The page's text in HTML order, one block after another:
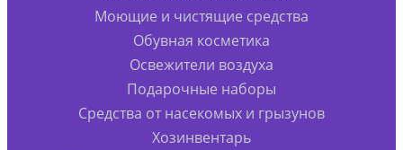
Моющие и чистящие средства
Обувная косметика
Освежители воздуха
Подарочные наборы
Средства от насекомых и грызунов
Хозинвентарь